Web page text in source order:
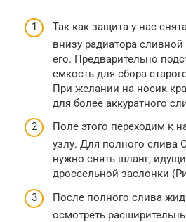
Так как защита у нас
внизу радиатора
его. Предварительно
емкость для сбора
При желании на носик
для более аккуратного
Поле этого переходим к
узлу. Для полного слива
нужно снять шланг,
дроссельной заслонки
После полного слива
осмотреть